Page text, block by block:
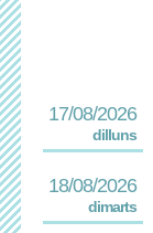
17/08/2026
dilluns
18/08/2026
dimarts